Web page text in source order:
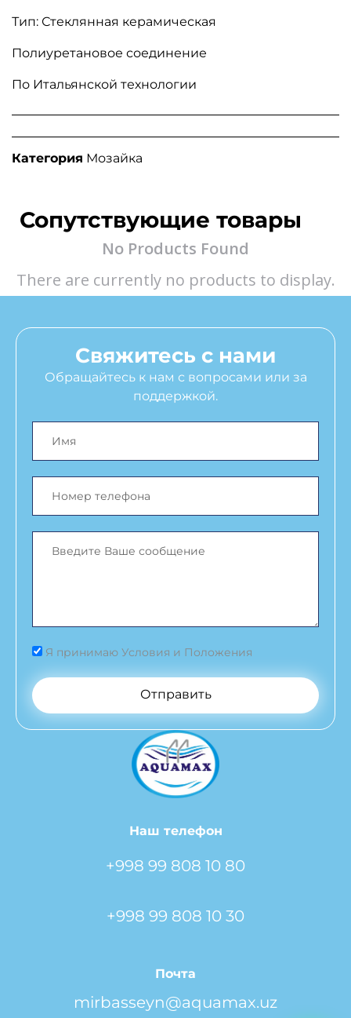
Тип: Стеклянная керамическая
Полиуретановое соединение
По Итальянской технологии
Категория Мозайка
Сопутствующие товары
No Products Found
There are currently no products to display.
Свяжитесь с нами
Обращайтесь к нам с вопросами или за
поддержкой.
Я принимаю Условия и Положения
Отправить
Наш телефон
+998 99 808 10 80
+998 99 808 10 30
Почта
mirbasseyn@aquamax.uz